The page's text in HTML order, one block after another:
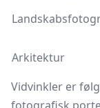
Arkitektur
Vidvinkler er